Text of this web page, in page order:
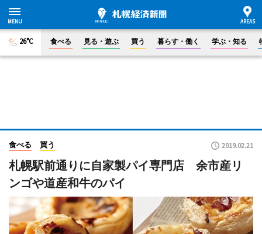
26°C 食べる 見る・遊ぶ 買う 暮らす・働く 学ぶ・知る
食べる 買う 2019.02.21
札幌駅前通りに自家製パイ専門店 余市産リ
ンゴや道産和牛のパイ